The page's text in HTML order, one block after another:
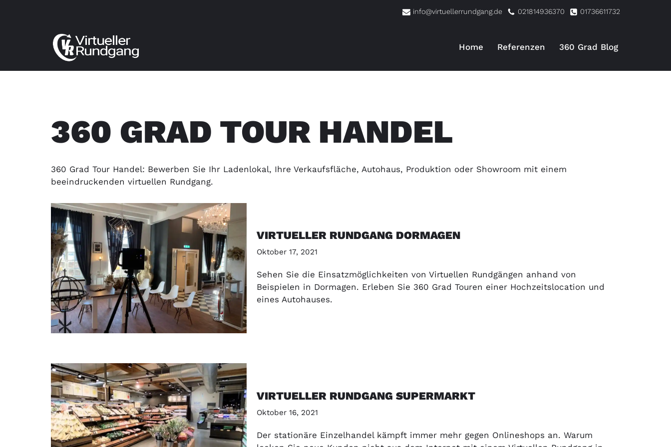
info@virtuellerrundgang.de 021814936370 01736611732
Home Referenzen 360 Grad Blog
360 GRAD TOUR HANDEL
360 Grad Tour Handel: Bewerben Sie Ihr Ladenlokal, Ihre Verkaufsfläche, Autohaus, Produktion oder Showroom mit einem
beeindruckenden virtuellen Rundgang.
VIRTUELLER RUNDGANG DORMAGEN
Oktober 17, 2021
Sehen Sie die Einsatzmöglichkeiten von Virtuellen Rundgängen anhand von
Beispielen in Dormagen. Erleben Sie 360 Grad Touren einer Hochzeitslocation und
eines Autohauses.
VIRTUELLER RUNDGANG SUPERMARKT
Oktober 16, 2021
Der stationäre Einzelhandel kämpft immer mehr gegen Onlineshops an. Warum